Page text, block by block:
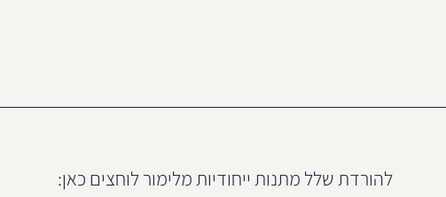
להורדת שלל מתנות ייחודיות מלימור לוחצים כאן: